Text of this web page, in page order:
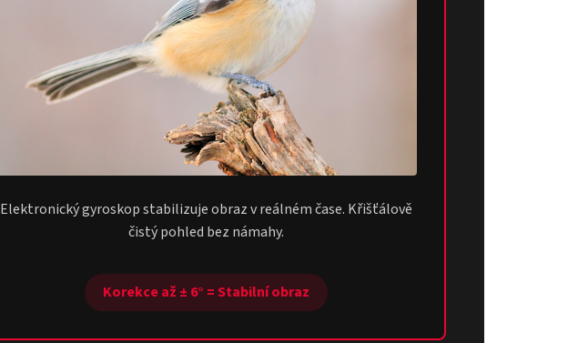
Elektronický gyroskop stabilizuje obraz v reálném čase. Křišťálově
čistý pohled bez námahy.
Korekce až ± 6° = Stabilní obraz